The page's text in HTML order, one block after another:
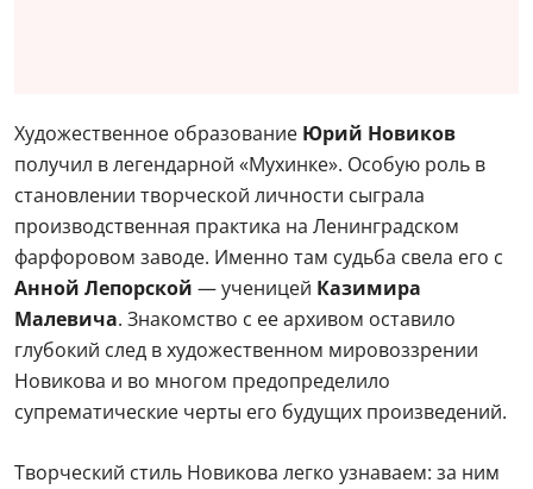
Художественное образование Юрий Новиков
получил в легендарной «Мухинке». Особую роль в
становлении творческой личности сыграла
производственная практика на Ленинградском
фарфоровом заводе. Именно там судьба свела его с
Анной Лепорской — ученицей Казимира
Малевича. Знакомство с ее архивом оставило
глубокий след в художественном мировоззрении
Новикова и во многом предопределило
супрематические черты его будущих произведений.
Творческий стиль Новикова легко узнаваем: за ним